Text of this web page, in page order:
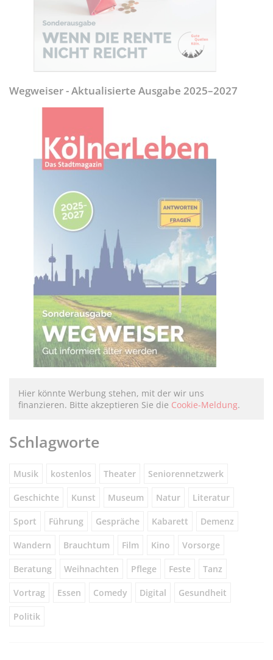
Wegweiser - Aktualisierte Ausgabe 2025–2027
Hier könnte Werbung stehen, mit der wir uns
finanzieren. Bitte akzeptieren Sie die Cookie-Meldung.
Schlagworte
Musik kostenlos Theater Seniorennetzwerk
Geschichte Kunst Museum Natur Literatur
Sport Führung Gespräche Kabarett Demenz
Wandern Brauchtum Film Kino Vorsorge
Beratung Weihnachten Pflege Feste Tanz
Vortrag Essen Comedy Digital Gesundheit
Politik